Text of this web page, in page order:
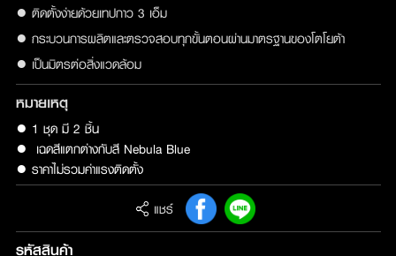
● ติดตั้งง่ายด้วยเทปกาว 3 เอ็ม
● กระบวนการผลิตและตรวจสอบทุกขั้นตอนผ่านมาตรฐานของโตโยต้า
● เป็นมิตรต่อสิ่งแวดล้อม
หมายเหตุ
● 1 ชุด มี 2 ชิ้น
●  เฉดสีแตกต่างกับสี Nebula Blue
● ราคาไม่รวมค่าแรงติดตั้ง
แชร์
รหัสสินค้า